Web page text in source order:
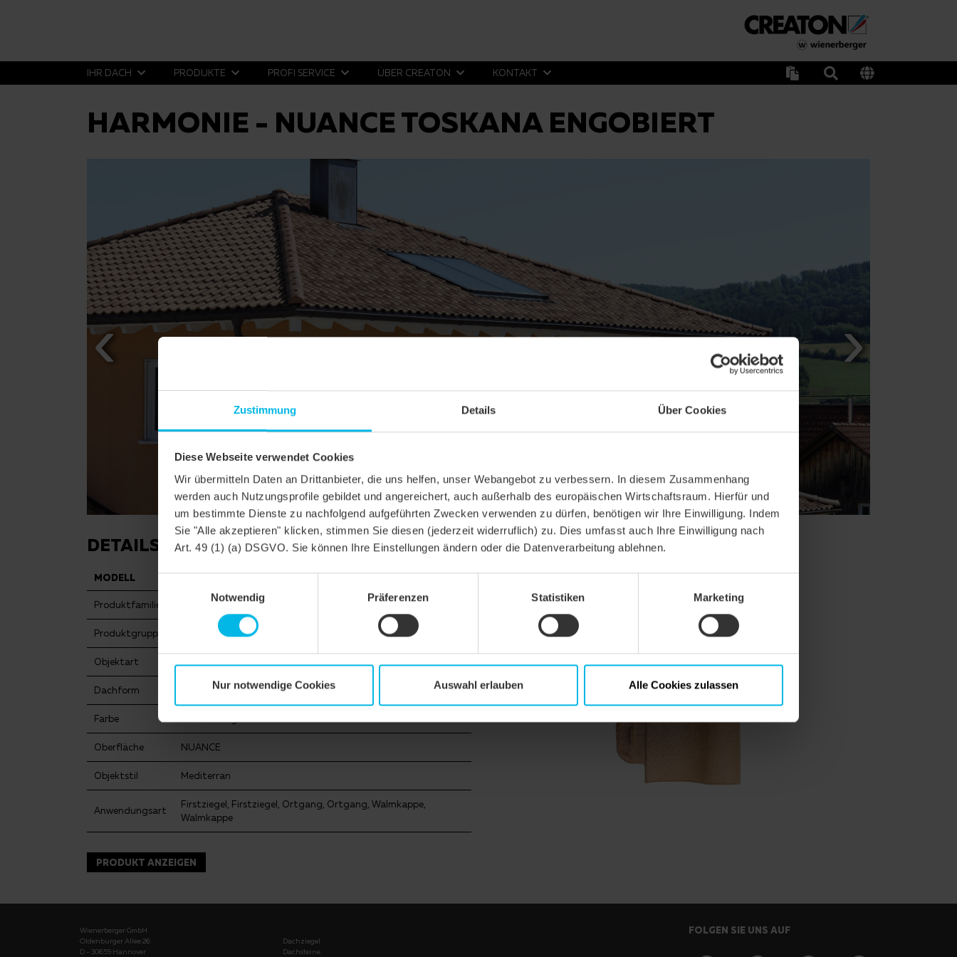
Zustimmung Details Über Cookies
Diese Webseite verwendet Cookies
Wir übermitteln Daten an Drittanbieter, die uns helfen, unser Webangebot zu verbessern. In diesem Zusammenhang
werden auch Nutzungsprofile gebildet und angereichert, auch außerhalb des europäischen Wirtschaftsraum. Hierfür und
um bestimmte Dienste zu nachfolgend aufgeführten Zwecken verwenden zu dürfen, benötigen wir Ihre Einwilligung. Indem
Sie "Alle akzeptieren" klicken, stimmen Sie diesen (jederzeit widerruflich) zu. Dies umfasst auch Ihre Einwilligung nach
Art. 49 (1) (a) DSGVO. Sie können Ihre Einstellungen ändern oder die Datenverarbeitung ablehnen.
Notwendig
Präferenzen Statistiken Marketing
Nur notwendige Cookies Auswahl erlauben Alle Cookies zulassen
IHR DACH PRODUKTE PROFI SERVICE ÜBER CREATON KONTAKT
HARMONIE - NUANCE TOSKANA ENGOBIERT
DETAILS
MODELL
Produktfamilie Flachdachziegel
Produktgruppe Dachziegel
Objektart
Dachform Walmdach
Farbe
Oberfläche NUANCE
Objektstil Mediterran
Anwendungsart
Firstziegel, Firstziegel, Ortgang, Ortgang, Walmkappe,
Walmkappe
PRODUKT ANZEIGEN
Wienerberger GmbH
Oldenburger Allee 26
D - 30659 Hannover
Dachziegel
Dachsteine
FOLGEN SIE UNS AUF